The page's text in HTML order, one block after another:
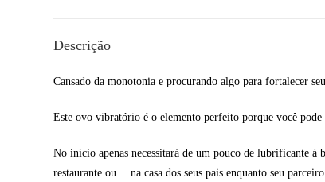
Descrição
Cansado da monotonia e procurando algo para fortalecer
Este ovo vibratório é o elemento perfeito porque você
No início apenas necessitará de um pouco de lubrificante
restaurante ou… na casa dos seus pais enquanto seu